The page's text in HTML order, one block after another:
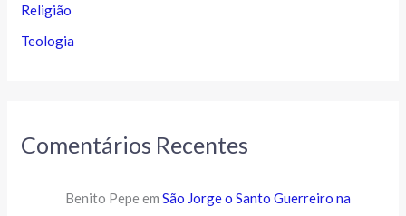
Religião
Teologia
Comentários Recentes
Benito Pepe em São Jorge o Santo Guerreiro na